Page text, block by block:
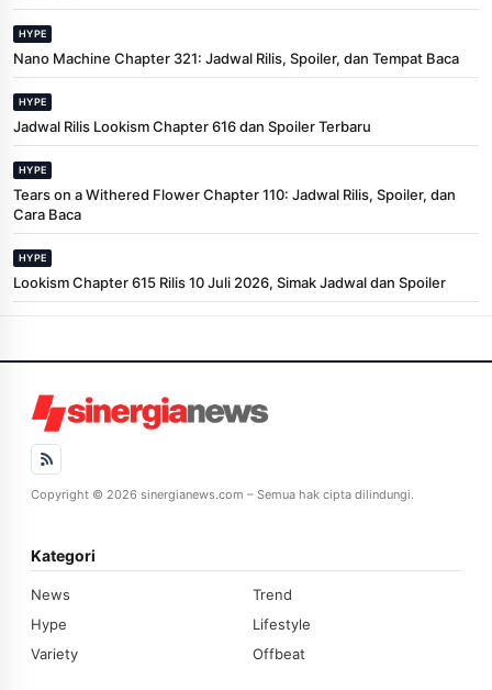
HYPE
Nano Machine Chapter 321: Jadwal Rilis, Spoiler, dan Tempat Baca
HYPE
Jadwal Rilis Lookism Chapter 616 dan Spoiler Terbaru
HYPE
Tears on a Withered Flower Chapter 110: Jadwal Rilis, Spoiler, dan
Cara Baca
HYPE
Lookism Chapter 615 Rilis 10 Juli 2026, Simak Jadwal dan Spoiler
Copyright © 2026 sinergianews.com – Semua hak cipta dilindungi.
Kategori
News
Trend
Hype
Lifestyle
Variety
Offbeat